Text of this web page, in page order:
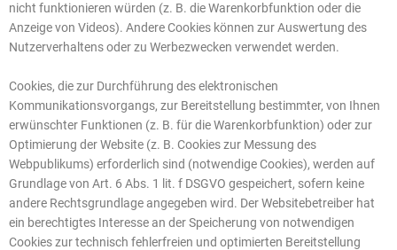
nicht funktionieren würden (z. B. die Warenkorbfunktion oder die
Anzeige von Videos). Andere Cookies können zur Auswertung des
Nutzerverhaltens oder zu Werbezwecken verwendet werden.
Cookies, die zur Durchführung des elektronischen
Kommunikationsvorgangs, zur Bereitstellung bestimmter, von Ihnen
erwünschter Funktionen (z. B. für die Warenkorbfunktion) oder zur
Optimierung der Website (z. B. Cookies zur Messung des
Webpublikums) erforderlich sind (notwendige Cookies), werden auf
Grundlage von Art. 6 Abs. 1 lit. f DSGVO gespeichert, sofern keine
andere Rechtsgrundlage angegeben wird. Der Websitebetreiber hat
ein berechtigtes Interesse an der Speicherung von notwendigen
Cookies zur technisch fehlerfreien und optimierten Bereitstellung